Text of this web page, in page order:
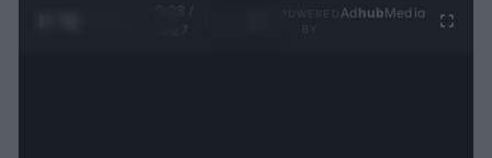
0:29 /
4:27
Ad hubMedia